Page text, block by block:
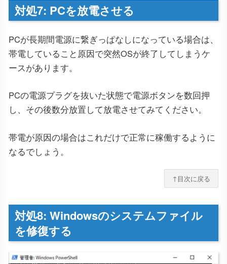
対処7: PCを放電させる
PCが長期間電源に繋ぎっぱなしになっている場合は、
帯電していること原因で突然OSが終了してしまうケ
ースがあります。
PCの電源プラグを抜いた状態で電源ボタンを数回押
し、その後数分放置して放電させてみてください。
帯電が原因の場合はこれだけで正常に稼働するように
なるでしょう。
↑目次に戻る
対処8: Windowsのシステムファイル
を修復する